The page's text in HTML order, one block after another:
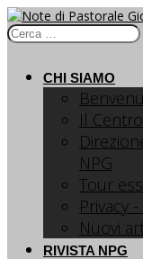
CHI SIAMO
Il
NPG
Tour
Privacy
Nuovi
RIVISTA NPG